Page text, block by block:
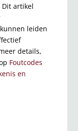
Dit artikel
leiden
details,
Foutcodes
en